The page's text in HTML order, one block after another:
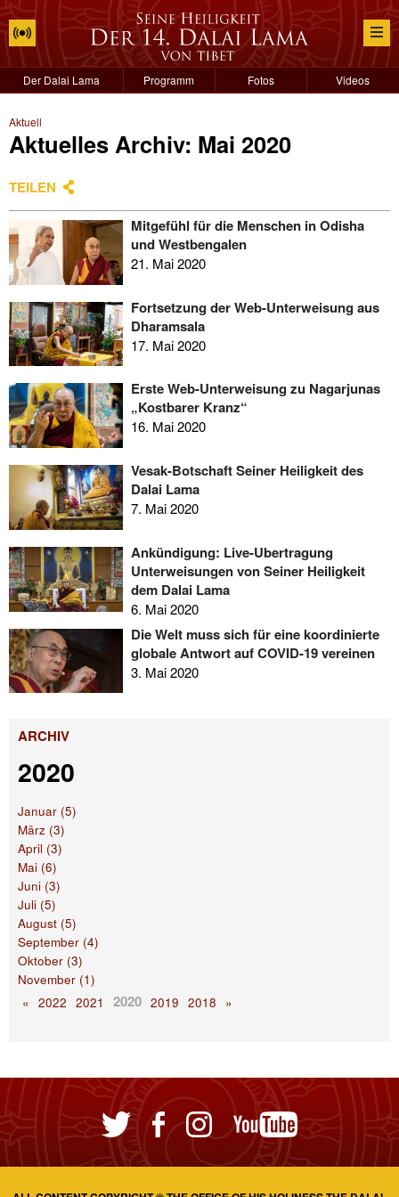
Der Dalai Lama Programm Fotos Videos
Aktuell
Aktuelles Archiv: Mai 2020
TEILEN
Mitgefühl für die Menschen in Odisha
und Westbengalen
21. Mai 2020
Fortsetzung der Web-Unterweisung aus
Dharamsala
17. Mai 2020
Erste Web-Unterweisung zu Nagarjunas
„Kostbarer Kranz“
16. Mai 2020
Vesak-Botschaft Seiner Heiligkeit des
Dalai Lama
7. Mai 2020
Ankündigung: Live-Übertragung
Unterweisungen von Seiner Heiligkeit
dem Dalai Lama
6. Mai 2020
Die Welt muss sich für eine koordinierte
globale Antwort auf COVID-19 vereinen
3. Mai 2020
ARCHIV
2020
Januar (5)
März (3)
April (3)
Mai (6)
Juni (3)
Juli (5)
August (5)
September (4)
Oktober (3)
November (1)
« 2022 2021 2020 2019 2018 »